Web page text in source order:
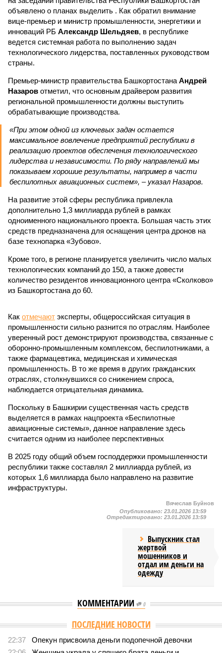
объявлено о планах выделить . Как обратил внимание
вице-премьер и министр промышленности, энергетики и
инноваций РБ Александр Шельдяев, в республике
ведется системная работа по выполнению задач
технологического лидерства, поставленных руководством
страны.
Премьер-министр правительства Башкортостана Андрей
Назаров отметил, что основным драйвером развития
региональной промышленности должны выступить
обрабатывающие производства.
«При этом одной из ключевых задач остается
максимальное вовлечение предприятий республики в
реализацию проектов обеспечения технологического
лидерства и независимости. По ряду направлений мы
показываем хорошие результаты, например в части
беспилотных авиационных систем», – указал Назаров.
На развитие этой сферы республика привлекла
дополнительно 1,3 миллиарда рублей в рамках
одноименного национального проекта. Большая часть этих
средств предназначена для оснащения центра дронов на
базе технопарка «Зубово».
Кроме того, в регионе планируется увеличить число малых
технологических компаний до 150, а также довести
количество резидентов инновационного центра «Сколково»
из Башкортостана до 60.
Как отмечают эксперты, общероссийская ситуация в
промышленности сильно разнится по отраслям. Наиболее
уверенный рост демонстрируют производства, связанные с
оборонно-промышленным комплексом, беспилотниками, а
также фармацевтика, медицинская и химическая
промышленность. В то же время в других гражданских
отраслях, столкнувшихся со снижением спроса,
наблюдается отрицательная динамика.
Поскольку в Башкирии существенная часть средств
выделяется в рамках нацпроекта «Беспилотные
авиационные системы», данное направление здесь
считается одним из наиболее перспективных
В 2025 году общий объем господдержки промышленности
республики также составлял 2 миллиарда рублей, из
которых 1,6 миллиарда было направлено на развитие
инфраструктуры.
Вячеслав Буйнов
Опубликовано: 23.01.2026 13:59
Отредактировано: 23.01.2026 13:59
Выпускник стал
жертвой
мошенников и
отдал им деньги на
одежду
КОММЕНТАРИИ 0
ПОСЛЕДНИЕ НОВОСТИ
22:37
Опекун присвоила деньги подопечной девочки